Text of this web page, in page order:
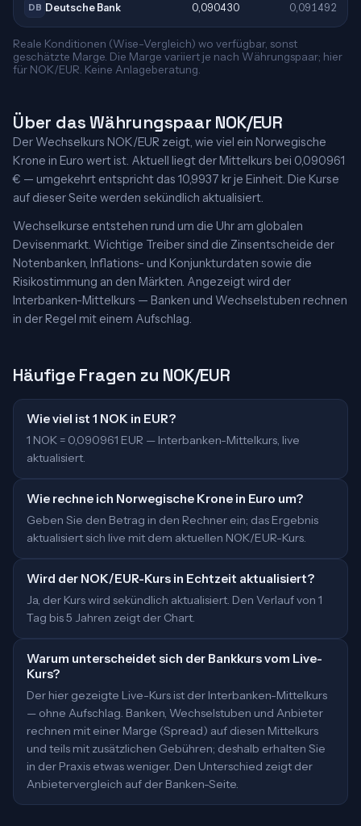
DB Deutsche Bank 0,090430 0,091492
Reale Konditionen (Wise-Vergleich) wo verfügbar, sonst
geschätzte Marge. Die Marge variiert je nach Währungspaar; hier
für NOK/EUR. Keine Anlageberatung.
Über das Währungspaar NOK/EUR
Der Wechselkurs NOK/EUR zeigt, wie viel ein Norwegische
Krone in Euro wert ist. Aktuell liegt der Mittelkurs bei 0,090961
€ — umgekehrt entspricht das 10,9937 kr je Einheit. Die Kurse
auf dieser Seite werden sekündlich aktualisiert.
Wechselkurse entstehen rund um die Uhr am globalen
Devisenmarkt. Wichtige Treiber sind die Zinsentscheide der
Notenbanken, Inflations- und Konjunkturdaten sowie die
Risikostimmung an den Märkten. Angezeigt wird der
Interbanken-Mittelkurs — Banken und Wechselstuben rechnen
in der Regel mit einem Aufschlag.
Häufige Fragen zu NOK/EUR
Wie viel ist 1 NOK in EUR?
1 NOK = 0,090961 EUR — Interbanken-Mittelkurs, live
aktualisiert.
Wie rechne ich Norwegische Krone in Euro um?
Geben Sie den Betrag in den Rechner ein; das Ergebnis
aktualisiert sich live mit dem aktuellen NOK/EUR-Kurs.
Wird der NOK/EUR-Kurs in Echtzeit aktualisiert?
Ja, der Kurs wird sekündlich aktualisiert. Den Verlauf von 1
Tag bis 5 Jahren zeigt der Chart.
Warum unterscheidet sich der Bankkurs vom Live-
Kurs?
Der hier gezeigte Live-Kurs ist der Interbanken-Mittelkurs
— ohne Aufschlag. Banken, Wechselstuben und Anbieter
rechnen mit einer Marge (Spread) auf diesen Mittelkurs
und teils mit zusätzlichen Gebühren; deshalb erhalten Sie
in der Praxis etwas weniger. Den Unterschied zeigt der
Anbietervergleich auf der Banken-Seite.